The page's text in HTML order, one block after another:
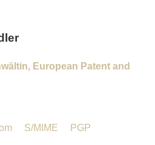
European Patent and
S/MIME PGP